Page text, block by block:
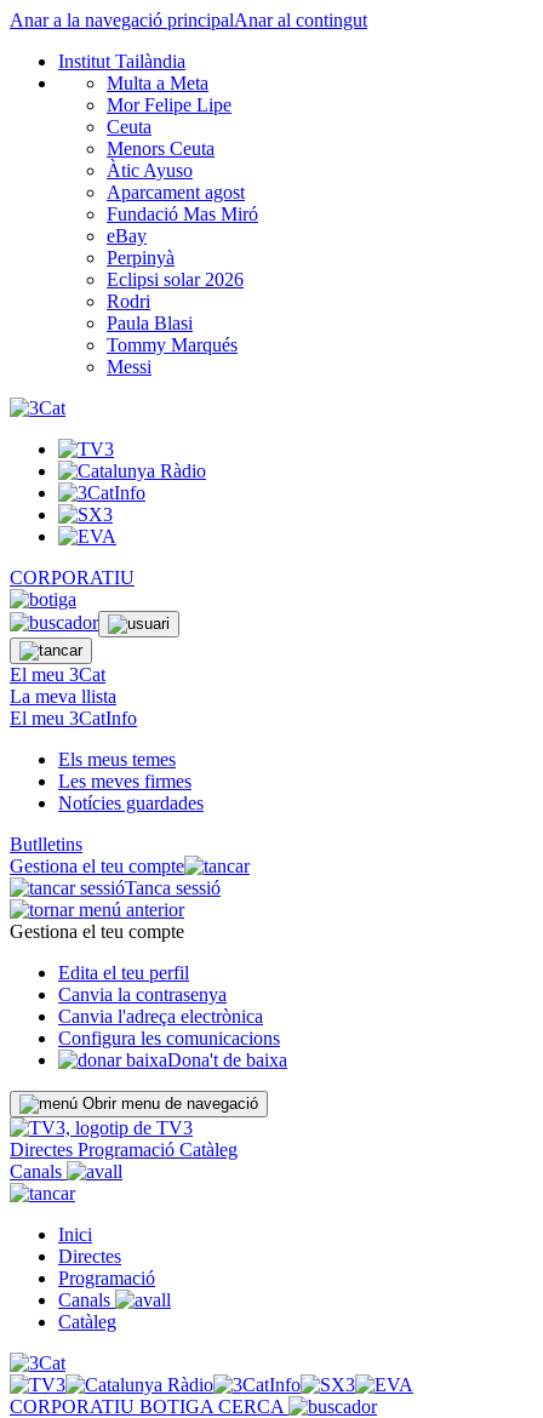
Anar a la navegació principalAnar al contingut
Institut Tailàndia
Multa a Meta
Mor Felipe Lipe
Ceuta
Menors Ceuta
Àtic Ayuso
Aparcament agost
Fundació Mas Miró
eBay
Perpinyà
Eclipsi solar 2026
Rodri
Paula Blasi
Tommy Marqués
Messi
CORPORATIU
El meu 3Cat
La meva llista
El meu 3CatInfo
Els meus temes
Les meves firmes
Notícies guardades
Butlletins
Gestiona el teu compte
Tanca sessió
Gestiona el teu compte
Edita el teu perfil
Canvia la contrasenya
Canvia l'adreça electrònica
Configura les comunicacions
Dona't de baixa
Obrir menu de navegació
Directes Programació Catàleg
Canals
Inici
Directes
Programació
Canals
Catàleg
CORPORATIU BOTIGA CERCA